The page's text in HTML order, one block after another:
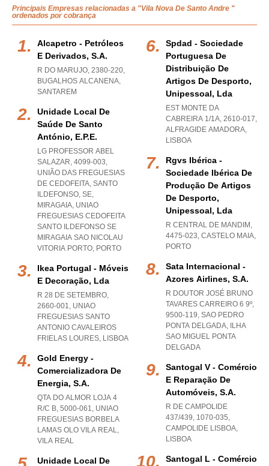
Principais Empresas relacionadas a "Vila Nova De Santo Andre "
ordenados por cobrança
Alcapetro - Petróleos
E Derivados, S.a.
R DO MARUJO, 2380-220,
BUGALHOS ALCANENA,
SANTAREM
Unidade Local De
Saúde De Santo
António, E.p.e.
LG PROFESSOR ABEL
SALAZAR, 4099-003,
UNIÃO DAS FREGUESIAS
DE CEDOFEITA, SANTO
ILDEFONSO, SE,
MIRAGAIA, UNIAO
FREGUESIAS CEDOFEITA
SANTO ILDEFONSO SE
MIRAGAIA SAO NICOLAU
VITORIA PORTO, PORTO
Ikea Portugal - Móveis
E Decoração, Lda
R 28 DE SETEMBRO,
2660-001, UNIAO
FREGUESIAS SANTO
ANTONIO CAVALEIROS
FRIELAS LOURES, LISBOA
Gold Energy -
Comercializadora De
Energia, S.a.
QTA DO ALMOR LOJA 4
R/C B, 5000-061, UNIAO
FREGUESIAS BORBELA
LAMAS OLO VILA REAL,
VILA REAL
Unidade Local De
Spdad - Sociedade
Portuguesa De
Distribuição De
Artigos De Desporto,
Unipessoal, Lda
EST MONTE DA
CABREIRA 1/1A, 2610-017,
ALFRAGIDE AMADORA,
LISBOA
Rgvs Ibérica -
Sociedade Ibérica De
Produção De Artigos
De Desporto,
Unipessoal, Lda
R CENTRAL DE MANDIM,
4475-023, CASTELO MAIA,
PORTO
Sata Internacional -
Azores Airlines, S.a.
R DOUTOR JOSÉ BRUNO
TAVARES CARREIRO 6 9º,
9500-119, SAO PEDRO
PONTA DELGADA, ILHA
SAO MIGUEL PONTA
DELGADA
Santogal V - Comércio
E Reparação De
Automóveis, S.a.
R DE CAMPOLIDE
437/439, 1070-035,
CAMPOLIDE LISBOA,
LISBOA
Santogal L - Comércio